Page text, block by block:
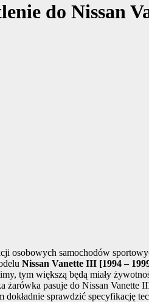
do Nissan
osobowych samochodów
Nissan Vanette III [1994 –
tym większą będą miały
żarówka pasuje do Nissan
dokładnie sprawdzić specyfikację